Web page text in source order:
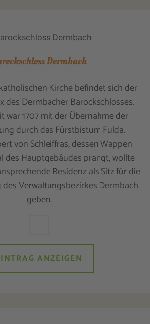
Dermbach
Kirche befindet sich der
des Dermbacher Barockschlosses.
war 1707 mit der Übernahme der
durch das Fürstbistum Fulda.
von Schleiffras, dessen Wappen
des Hauptgebäudes prangt, wollte
Residenz als Sitz für die
Verwaltungsbezirkes Dermbach
geben.
ANZEIGEN